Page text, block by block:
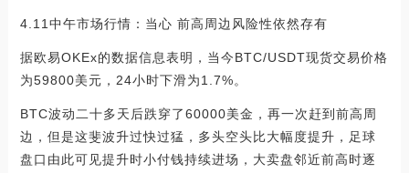
4.11中午市场行情：当心 前高周边风险性依然存有
据欧易OKEx的数据信息表明，当今BTC/USDT现货交易价格
为59800美元，24小时下滑为1.7%。
BTC波动二十多天后跌穿了60000美金，再一次赶到前高周
边，但是这斐波升过快过猛，多头空头比大幅度提升，足球
盘口由此可见提升时小付钱持续进场，大卖盘邻近前高时逐